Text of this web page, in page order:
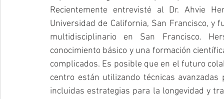
Recientemente entrevisté al Dr. Ahvie
Universidad de California, San Francisco, y
multidisciplinario en San Francisco.
conocimiento básico y una formación
complicados. Es posible que en el futuro
centro están utilizando técnicas
incluidas estrategias para la longevidad y